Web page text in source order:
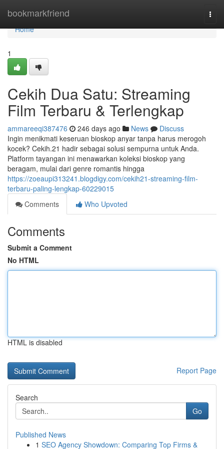
bookmarkfriend
Home
Home
1
Cekih Dua Satu: Streaming
Film Terbaru & Terlengkap
ammareeqi387476 246 days ago News
Discuss
Ingin menikmati keseruan bioskop anyar tanpa harus merogoh
kocek? Cekih.21 hadir sebagai solusi sempurna untuk Anda.
Platform tayangan ini menawarkan koleksi bioskop yang
beragam, mulai dari genre romantis hingga
https://zoeaupi313241.blogdigy.com/cekih21-streaming-film-
terbaru-paling-lengkap-60229015
Comments
Who Upvoted
Comments
Submit a Comment
No HTML
HTML is disabled
Report Page
Search
Go
Published News
1 SEO Agency Showdown: Comparing Top Firms &